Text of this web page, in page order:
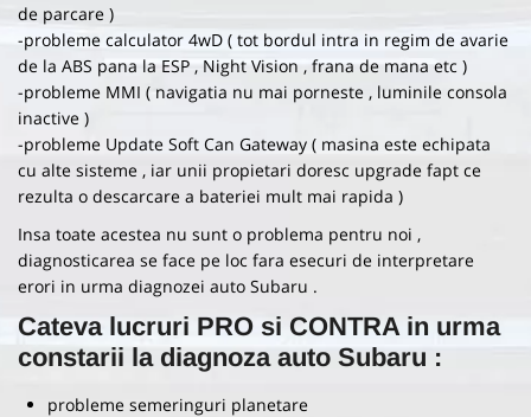
de parcare )
-probleme calculator 4wD ( tot bordul intra in regim de avarie
de la ABS pana la ESP , Night Vision , frana de mana etc )
-probleme MMI ( navigatia nu mai porneste , luminile consola
inactive )
-probleme Update Soft Can Gateway ( masina este echipata
cu alte sisteme , iar unii propietari doresc upgrade fapt ce
rezulta o descarcare a bateriei mult mai rapida )
Insa toate acestea nu sunt o problema pentru noi ,
diagnosticarea se face pe loc fara esecuri de interpretare
erori in urma diagnozei auto Subaru .
Cateva lucruri PRO si CONTRA in urma
constarii la diagnoza auto Subaru :
probleme semeringuri planetare